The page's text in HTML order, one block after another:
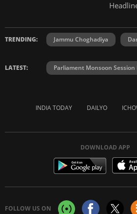
TRENDING: Jammu Choghadiya
LATEST: Parliament Monsoon Session
INDIA TODAY DAILYO
DOWNLOAD APP
FOLLOW US ON